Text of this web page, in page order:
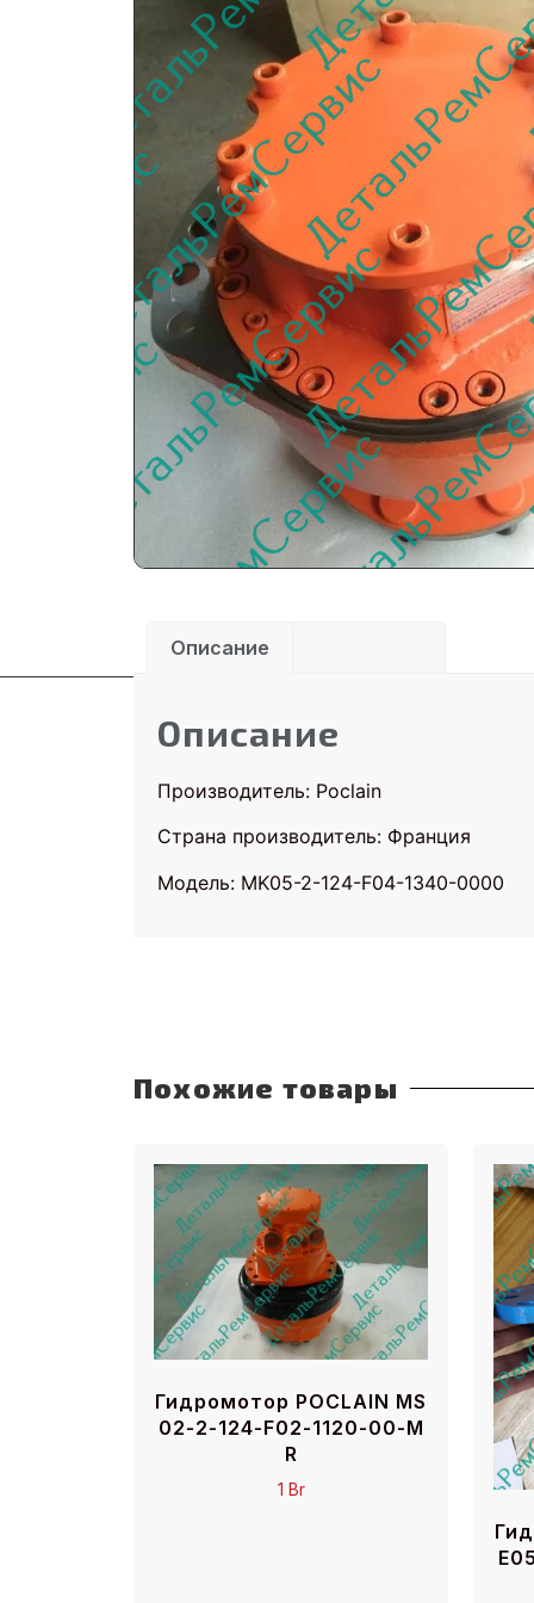
Описание
Описание
Производитель: Poclain
Страна производитель: Франция
Модель: MK05-2-124-F04-1340-0000
Похожие товары
Гидромотор POCLAIN MS
02-2-124-F02-1120-00-M
R
1 Br